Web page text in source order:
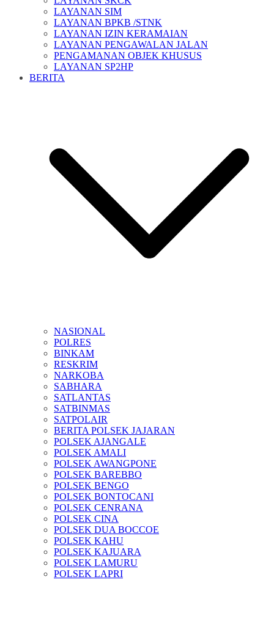
LAYANAN SIM
LAYANAN BPKB /STNK
LAYANAN IZIN KERAMAIAN
LAYANAN PENGAWALAN JALAN
PENGAMANAN OBJEK KHUSUS
LAYANAN SP2HP
BERITA
NASIONAL
POLRES
BINKAM
RESKRIM
NARKOBA
SABHARA
SATLANTAS
SATBINMAS
SATPOLAIR
BERITA POLSEK JAJARAN
POLSEK AJANGALE
POLSEK AMALI
POLSEK AWANGPONE
POLSEK BAREBBO
POLSEK BENGO
POLSEK BONTOCANI
POLSEK CENRANA
POLSEK CINA
POLSEK DUA BOCCOE
POLSEK KAHU
POLSEK KAJUARA
POLSEK LAMURU
POLSEK LAPRI